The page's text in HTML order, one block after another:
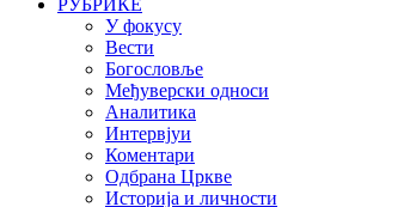
У фокусу
Вести
Богословље
Међуверски односи
Аналитика
Интервјуи
Коментари
Одбрана Цркве
Историја и личности